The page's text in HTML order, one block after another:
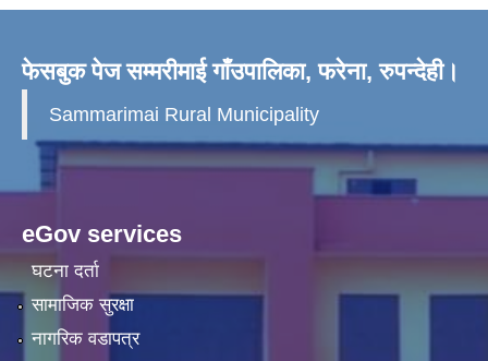
फेसबुक पेज सम्मरीमाई गाँउपालिका, फरेना, रुपन्देही।
Sammarimai Rural Municipality
eGov services
घटना दर्ता
सामाजिक सुरक्षा
नागरिक वडापत्र